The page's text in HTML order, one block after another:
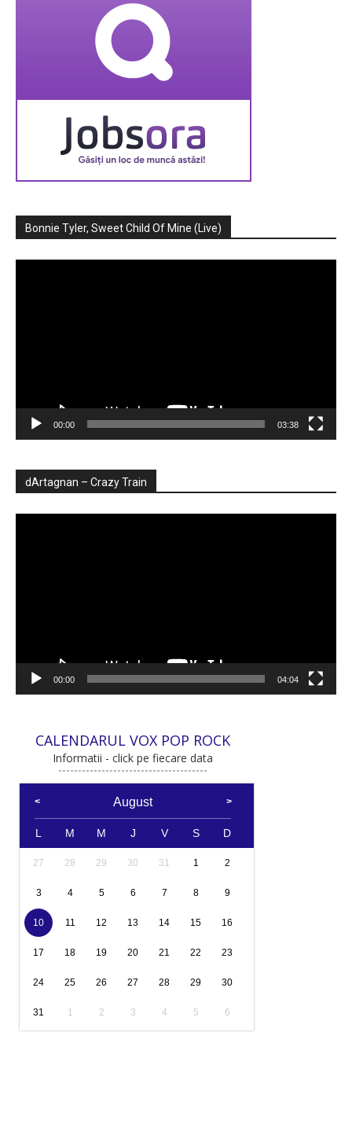
Bonnie Tyler, Sweet Child Of Mine (Live)
00:00 03:38
dArtagnan – Crazy Train
00:00 04:04
CALENDARUL VOX POP ROCK
Informatii - click pe fiecare data
August
L M M J V S D
27 28 29 30 31 1 2
3 4 5 6 7 8 9
10 11 12 13 14 15 16
17 18 19 20 21 22 23
24 25 26 27 28 29 30
31 1 2 3 4 5 6